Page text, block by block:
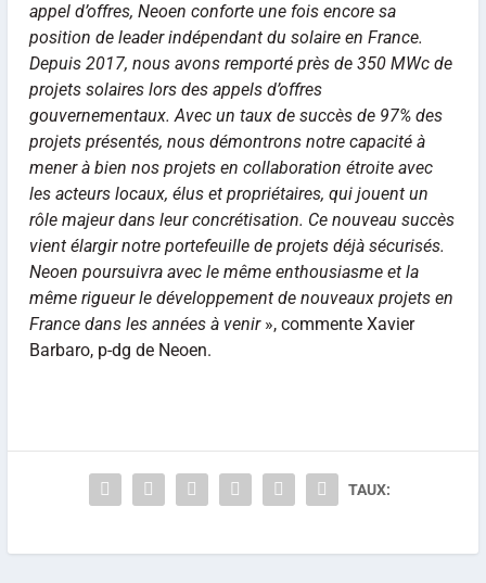
appel d’offres, Neoen conforte une fois encore sa
position de leader indépendant du solaire en France.
Depuis 2017, nous avons remporté près de 350 MWc de
projets solaires lors des appels d’offres
gouvernementaux. Avec un taux de succès de 97% des
projets présentés, nous démontrons notre capacité à
mener à bien nos projets en collaboration étroite avec
les acteurs locaux, élus et propriétaires, qui jouent un
rôle majeur dans leur concrétisation. Ce nouveau succès
vient élargir notre portefeuille de projets déjà sécurisés.
Neoen poursuivra avec le même enthousiasme et la
même rigueur le développement de nouveaux projets en
France dans les années à venir», commente Xavier
Barbaro, p-dg de Neoen.
TAUX: